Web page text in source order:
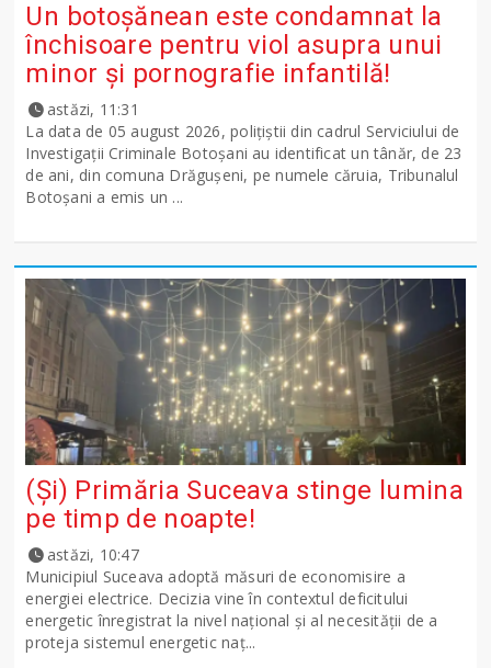
Un botoșănean este condamnat la
închisoare pentru viol asupra unui
minor și pornografie infantilă!
astăzi, 11:31
La data de 05 august 2026, polițiștii din cadrul Serviciului de
Investigații Criminale Botoșani au identificat un tânăr, de 23
de ani, din comuna Drăgușeni, pe numele căruia, Tribunalul
Botoșani a emis un ...
(Și) Primăria Suceava stinge lumina
pe timp de noapte!
astăzi, 10:47
Municipiul Suceava adoptă măsuri de economisire a
energiei electrice. Decizia vine în contextul deficitului
energetic înregistrat la nivel național și al necesității de a
proteja sistemul energetic naț...